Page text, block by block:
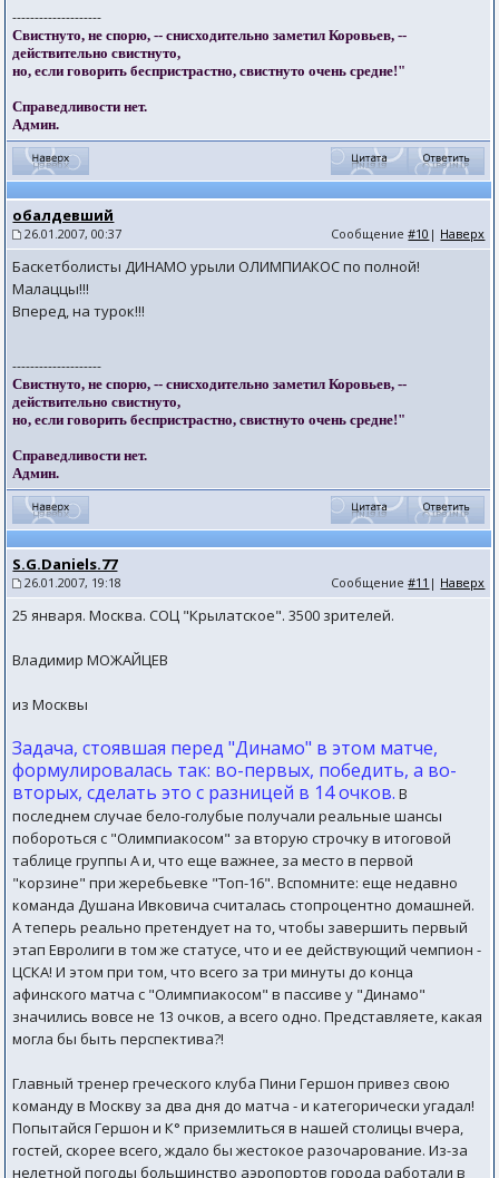
--------------------
Свистнуто, не спорю, -- снисходительно заметил Коровьев, --
действительно свистнуто,
но, если говорить беспристрастно, свистнуто очень средне!"
Справедливости нет.
Админ.
обалдевший
26.01.2007, 00:37 Сообщение#10 | Наверх
Баскетболисты ДИНАМО урыли ОЛИМПИАКОС по полной!
Малаццы!!!
Вперед, на турок!!!
--------------------
Свистнуто, не спорю, -- снисходительно заметил Коровьев, --
действительно свистнуто,
но, если говорить беспристрастно, свистнуто очень средне!"
Справедливости нет.
Админ.
S.G.Daniels.77
26.01.2007, 19:18 Сообщение#11 | Наверх
25 января. Москва. СОЦ "Крылатское". 3500 зрителей.
Владимир МОЖАЙЦЕВ
из Москвы
Задача, стоявшая перед "Динамо" в этом матче,
формулировалась так: во-первых, победить, а во-
вторых, сделать это с разницей в 14 очков. В
последнем случае бело-голубые получали реальные шансы
побороться с "Олимпиакосом" за вторую строчку в итоговой
таблице группы А и, что еще важнее, за место в первой
"корзине" при жеребьевке "Топ-16". Вспомните: еще недавно
команда Душана Ивковича считалась стопроцентно домашней.
А теперь реально претендует на то, чтобы завершить первый
этап Евролиги в том же статусе, что и ее действующий чемпион -
ЦСКА! И этом при том, что всего за три минуты до конца
афинского матча с "Олимпиакосом" в пассиве у "Динамо"
значились вовсе не 13 очков, а всего одно. Представляете, какая
могла бы быть перспектива?!
Главный тренер греческого клуба Пини Гершон привез свою
команду в Москву за два дня до матча - и категорически угадал!
Попытайся Гершон и К° приземлиться в нашей столицы вчера,
гостей, скорее всего, ждало бы жестокое разочарование. Из-за
нелетной погоды большинство аэропортов города работали в